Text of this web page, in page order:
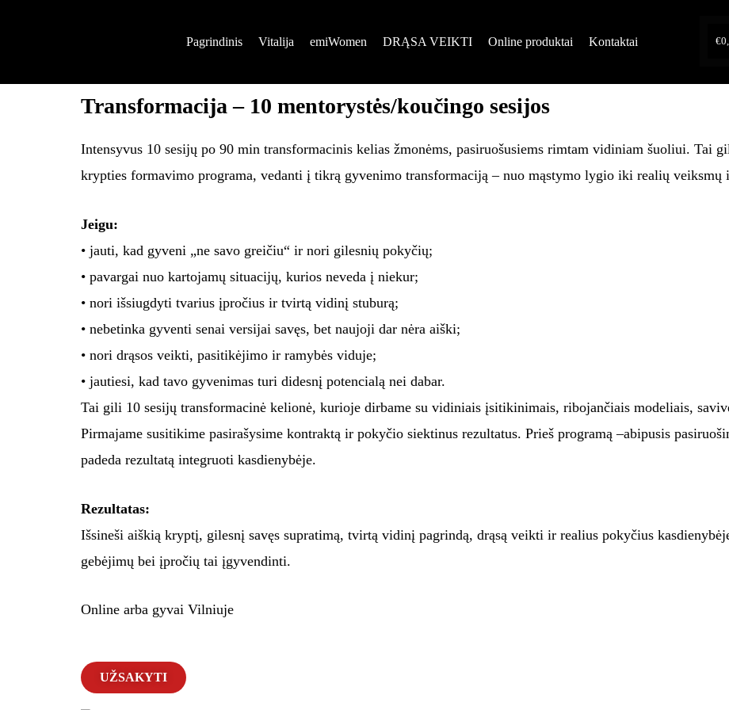
Pagrindinis Vitalija emiWomen DRĄSA VEIKTI Online produktai Kontaktai €
Transformacija – 10 mentorystės/koučingo sesijos
Intensyvus 10 sesijų po 90 min transformacinis kelias žmonėms, pasiruošusiems rimtam vidiniam šuoliui. Tai
krypties formavimo programa, vedanti į tikrą gyvenimo transformaciją – nuo mąstymo lygio iki realių veiksmų
Jeigu:
• jauti, kad gyveni „ne savo greičiu“ ir nori gilesnių pokyčių;
• pavargai nuo kartojamų situacijų, kurios neveda į niekur;
• nori išsiugdyti tvarius įpročius ir tvirtą vidinį stuburą;
• nebetinka gyventi senai versijai savęs, bet naujoji dar nėra aiški;
• nori drąsos veikti, pasitikėjimo ir ramybės viduje;
• jautiesi, kad tavo gyvenimas turi didesnį potencialą nei dabar.
Tai gili 10 sesijų transformacinė kelionė, kurioje dirbame su vidiniais įsitikinimais, ribojančiais modeliais,
Pirmajame susitikime pasirašysime kontraktą ir pokyčio siektinus rezultatus. Prieš programą –abipusis
padeda rezultatą integruoti kasdienybėje.
Rezultatas:
Išsineši aiškią kryptį, gilesnį savęs supratimą, tvirtą vidinį pagrindą, drąsą veikti ir realius pokyčius
gebėjimų bei įpročių tai įgyvendinti.
Online arba gyvai Vilniuje
UŽSAKYTI